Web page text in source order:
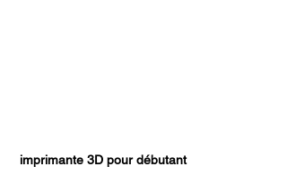
imprimante 3D pour débutant